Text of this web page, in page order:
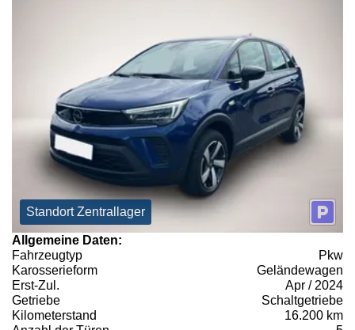
Standort Zentrallager
Allgemeine Daten:
Fahrzeugtyp
Pkw
Karosserieform
Geländewagen
Erst-Zul.
Apr / 2024
Getriebe
Schaltgetriebe
Kilometerstand
16.200 km